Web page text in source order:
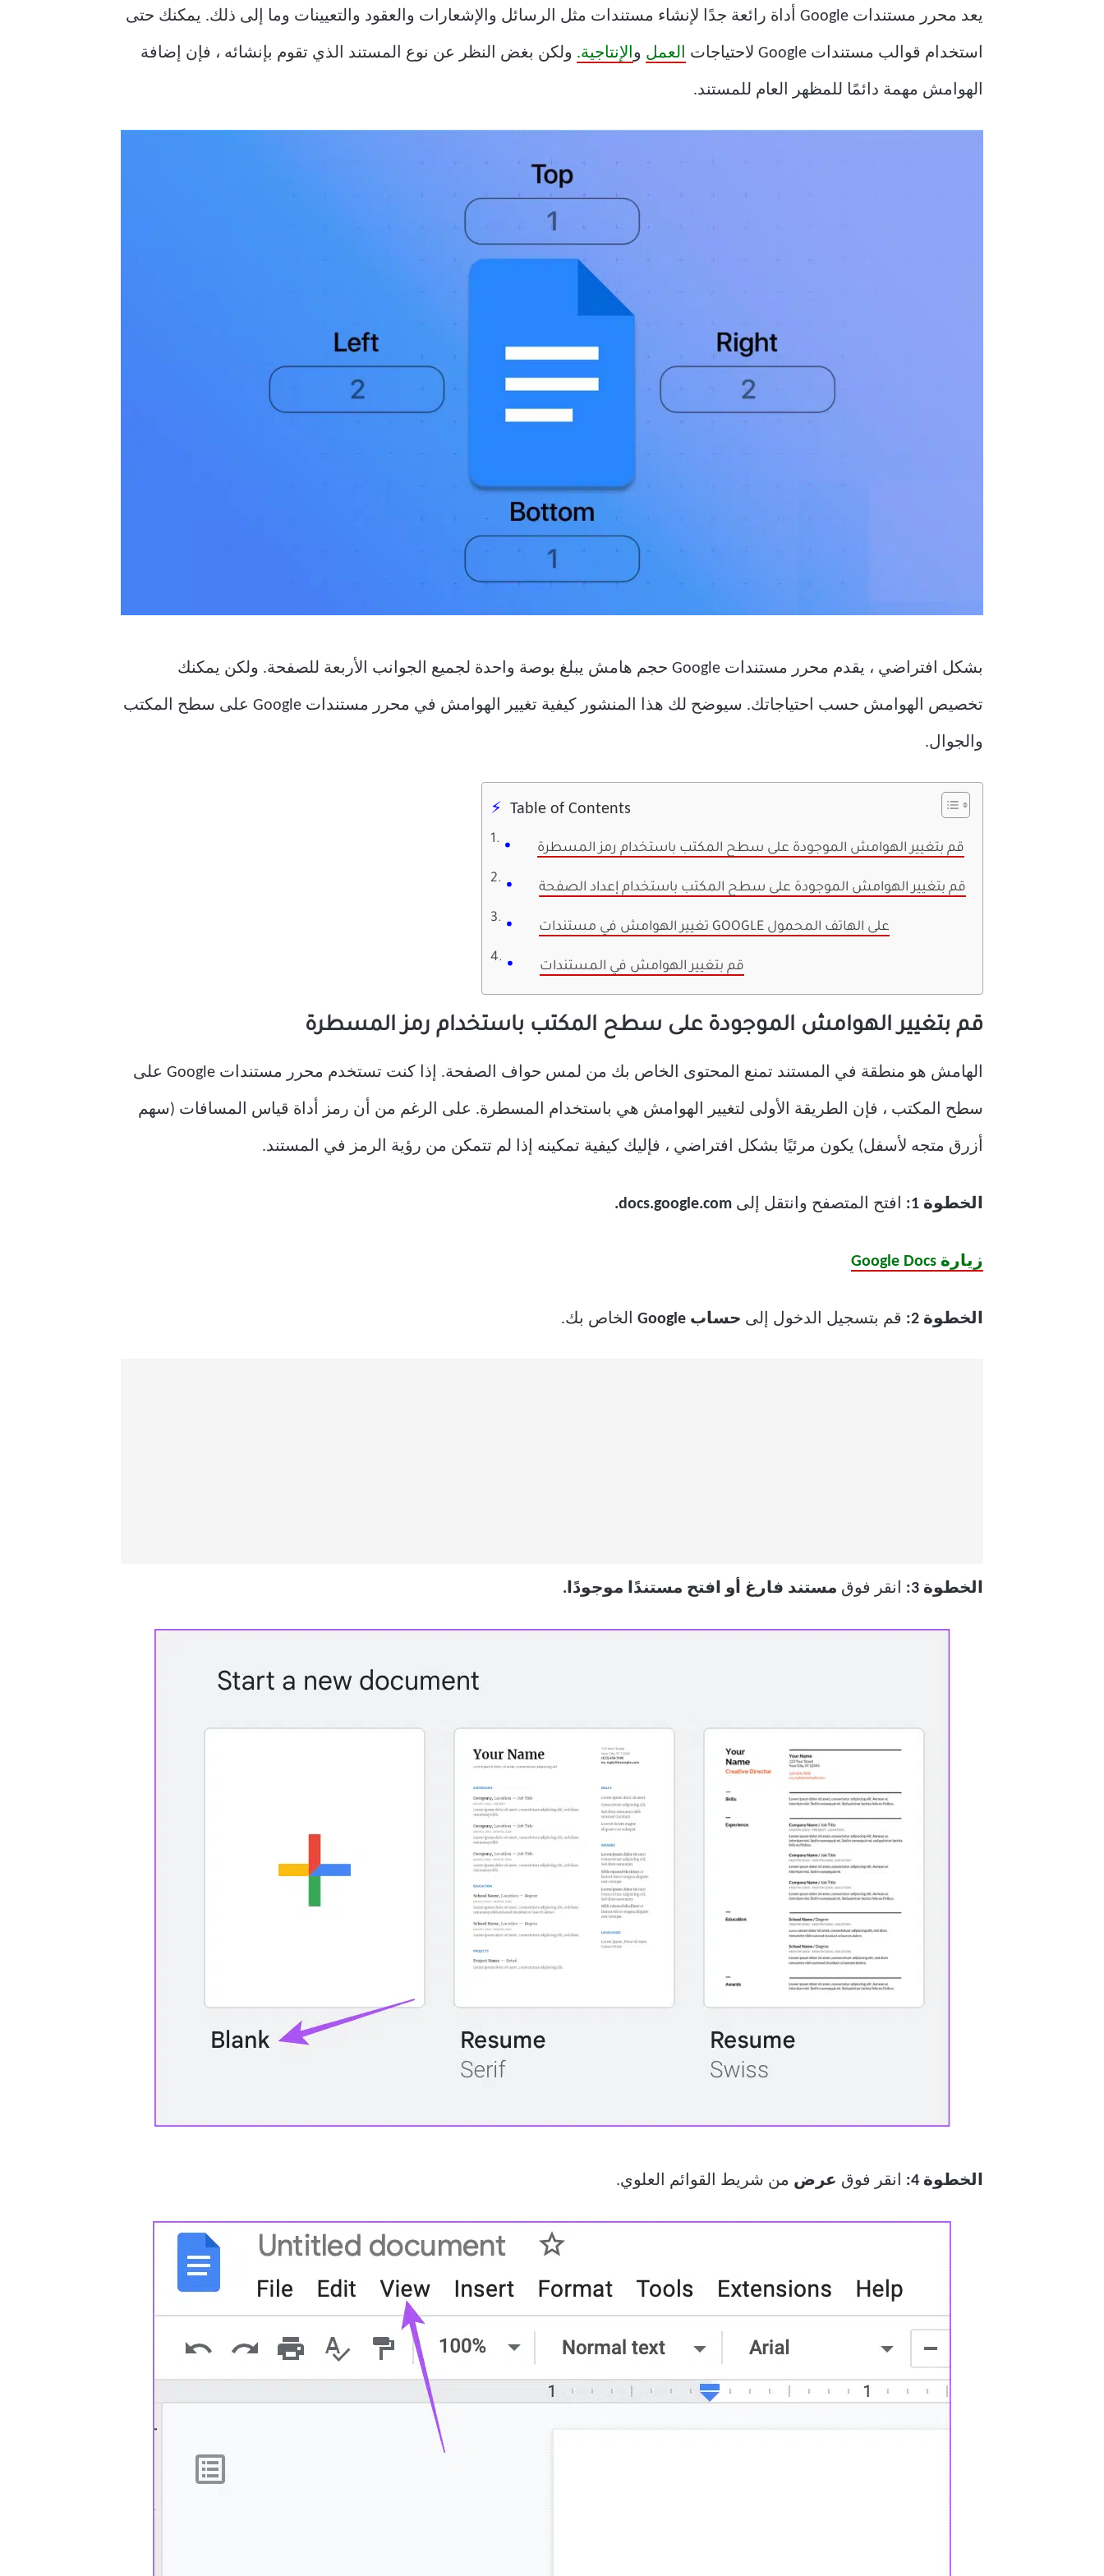
يعد محرر مستندات Google أداة رائعة جدًا لإنشاء مستندات مثل الرسائل والإشعارات والعقود والتعيينات وما إلى ذلك. يمكنك حتى
استخدام قوالب مستندات Google لاحتياجات العمل والإنتاجية. ولكن بغض النظر عن نوع المستند الذي تقوم بإنشائه ، فإن إضافة
الهوامش مهمة دائمًا للمظهر العام للمستند.
بشكل افتراضي ، يقدم محرر مستندات Google حجم هامش يبلغ بوصة واحدة لجميع الجوانب الأربعة للصفحة. ولكن يمكنك
تخصيص الهوامش حسب احتياجاتك. سيوضح لك هذا المنشور كيفية تغيير الهوامش في محرر مستندات Google على سطح المكتب
والجوال.
Table of Contents
قم بتغيير الهوامش الموجودة على سطح المكتب باستخدام رمز المسطرة
قم بتغيير الهوامش الموجودة على سطح المكتب باستخدام إعداد الصفحة
تغيير الهوامش في مستندات GOOGLE على الهاتف المحمول
قم بتغيير الهوامش في المستندات
قم بتغيير الهوامش الموجودة على سطح المكتب باستخدام رمز المسطرة
الهامش هو منطقة في المستند تمنع المحتوى الخاص بك من لمس حواف الصفحة. إذا كنت تستخدم محرر مستندات Google على
سطح المكتب ، فإن الطريقة الأولى لتغيير الهوامش هي باستخدام المسطرة. على الرغم من أن رمز أداة قياس المسافات (سهم
أزرق متجه لأسفل) يكون مرئيًا بشكل افتراضي ، فإليك كيفية تمكينه إذا لم تتمكن من رؤية الرمز في المستند.
الخطوة 1: افتح المتصفح وانتقل إلى
زيارة Google Docs
الخطوة 2: قم بتسجيل الدخول إلى حساب Google الخاص بك.
الخطوة 3: انقر فوق مستند فارغ أو افتح مستندًا موجودًا.
الخطوة 4: انقر فوق عرض من شريط القوائم العلوي.